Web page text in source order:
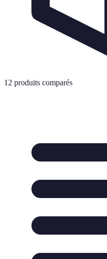
12 produits comparés